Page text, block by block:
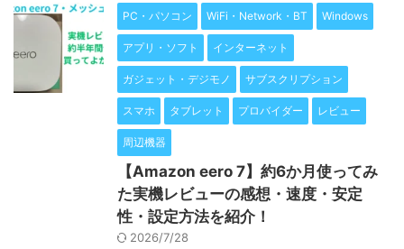
PC・パソコン WiFi・Network・BT Windows
アプリ・ソフト インターネット
ガジェット・デジモノ サブスクリプション
スマホ タブレット プロバイダー レビュー
周辺機器
【Amazon eero 7】約6か月使ってみ
た実機レビューの感想・速度・安定
性・設定方法を紹介！
2026/7/28